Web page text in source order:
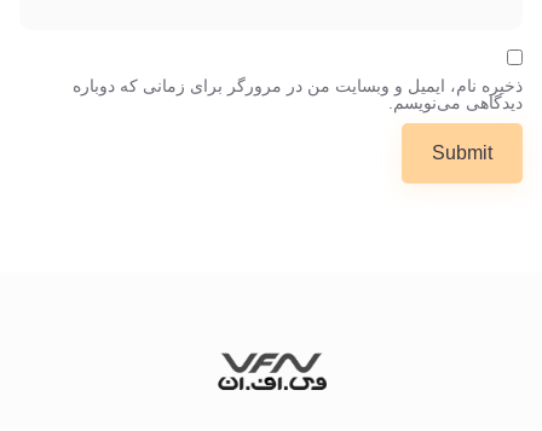
ذخیره نام، ایمیل و وبسایت من در مرورگر برای زمانی که دوباره
دیدگاهی می‌نویسم.